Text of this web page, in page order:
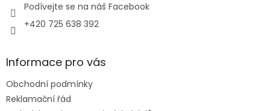
Podívejte se na náš Facebook
+420 725 638 392
Informace pro vás
Obchodní podmínky
Reklamační řád